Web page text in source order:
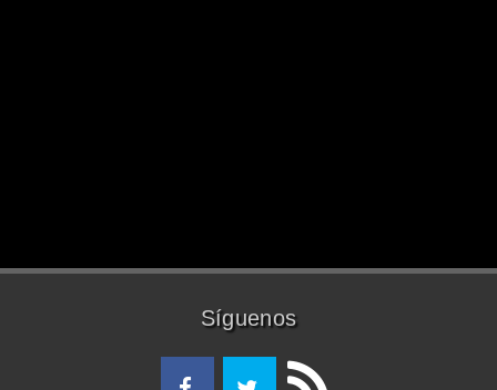
Síguenos